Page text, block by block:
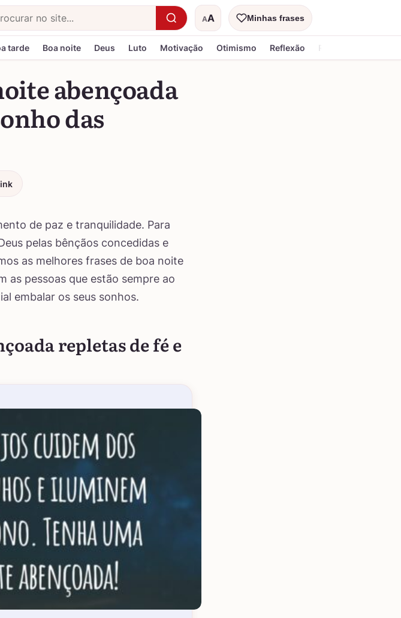
AA
Tamanho do textoMinhas frases
tarde Boa noite Deus Luto Motivação Otimismo Reflexão Religiosa
abençoada
das
de paz e tranquilidade. Para
pelas bênçãos concedidas e
as melhores frases de boa noite
as pessoas que estão sempre ao
embalar os seus sonhos.
repletas de fé e